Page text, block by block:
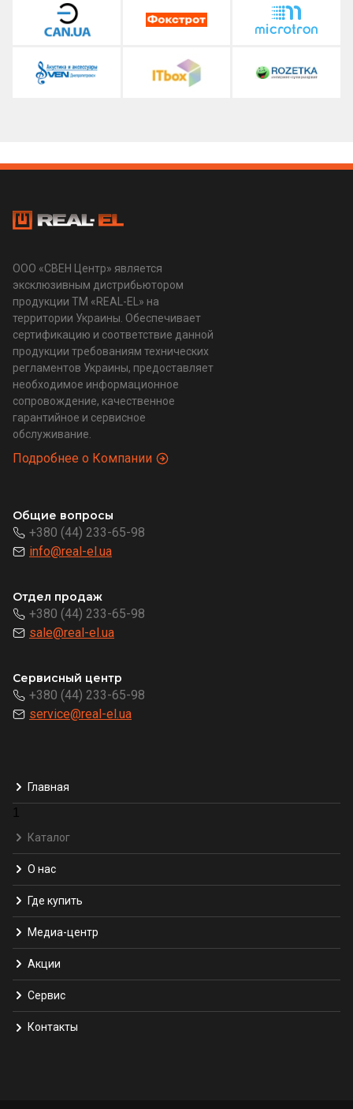
ООО «СВЕН Центр» является
эксклюзивным дистрибьютором
продукции ТМ «REAL-EL» на
территории Украины. Обеспечивает
сертификацию и соответствие данной
продукции требованиям технических
регламентов Украины, предоставляет
необходимое информационное
сопровождение, качественное
гарантийное и сервисное
обслуживание.
Подробнее о Компании
Общие вопросы
+380 (44) 233-65-98
info@real-el.ua
Отдел продаж
+380 (44) 233-65-98
sale@real-el.ua
Сервисный центр
+380 (44) 233-65-98
service@real-el.ua
Главная
1
Каталог
О нас
Где купить
Медиа-центр
Акции
Сервис
Контакты